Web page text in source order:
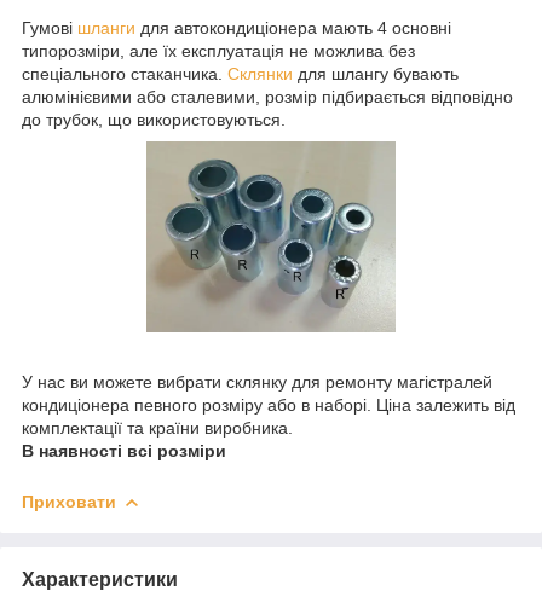
Гумові шланги для автокондиціонера мають 4 основні
типорозміри, але їх експлуатація не можлива без
спеціального стаканчика. Склянки для шлангу бувають
алюмінієвими або сталевими, розмір підбирається відповідно
до трубок, що використовуються.
У нас ви можете вибрати склянку для ремонту магістралей
кондиціонера певного розміру або в наборі. Ціна залежить від
комплектації та країни виробника.
В наявності всі розміри
Приховати
Характеристики